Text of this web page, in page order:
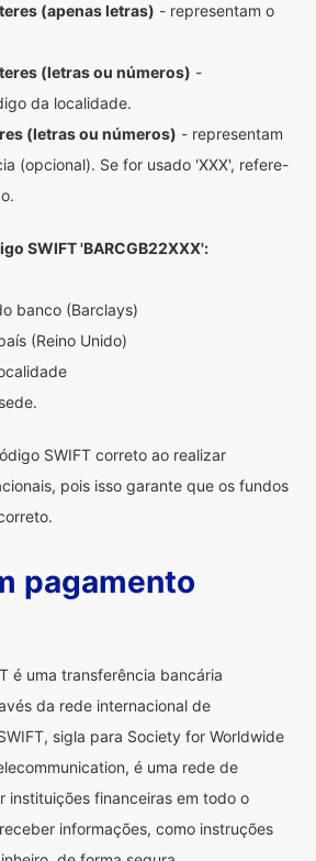
(apenas letras) - representam o
(letras ou números) -
da localidade.
(letras ou números) - representam
(opcional). Se for usado 'XXX', refere-
SWIFT 'BARCGB22XXX':
banco (Barclays)
(Reino Unido)
SWIFT correto ao realizar
pois isso garante que os fundos
pagamento
é uma transferência bancária
da rede internacional de
sigla para Society for Worldwide
é uma rede de
instituições financeiras em todo o
informações, como instruções